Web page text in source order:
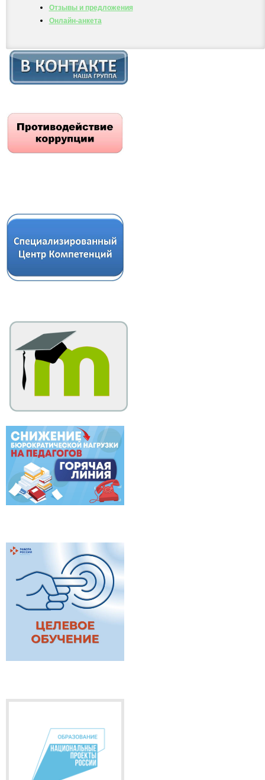
Отзывы и предложения
Онлайн-анкета